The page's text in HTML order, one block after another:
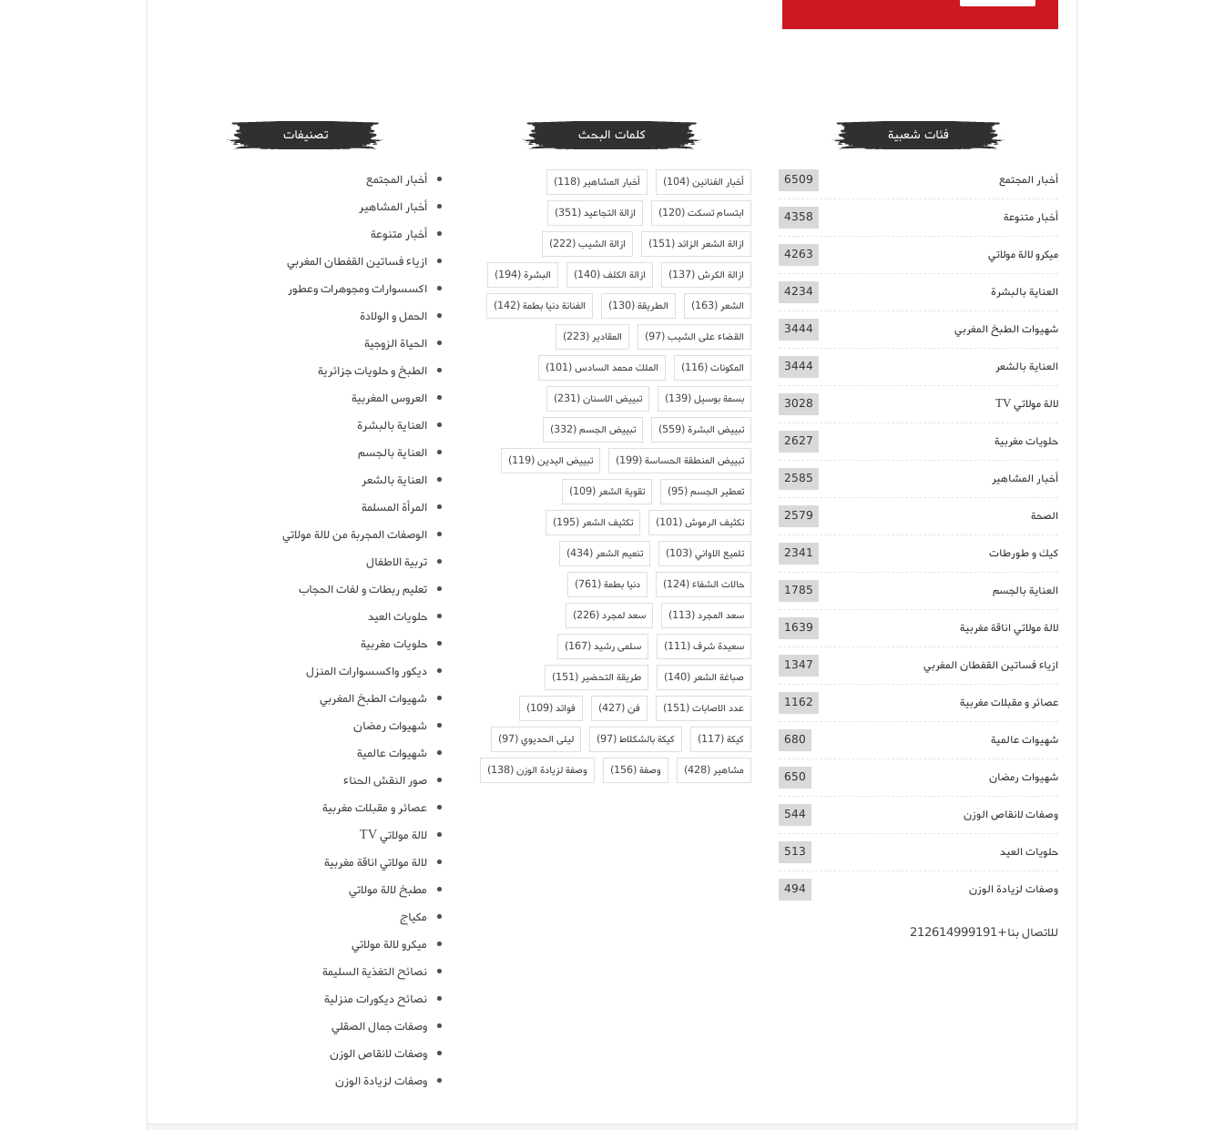
فئات شعبية
أخبار المجتمع 6509
أخبار متنوعة 4358
ميكرو لالة مولاتي 4263
العناية بالبشرة 4234
شهيوات الطبخ المغربي 3444
العناية بالشعر 3444
لالة مولاتي TV 3028
حلويات مغربية 2627
أخبار المشاهير 2585
الصحة 2579
كيك و طورطات 2341
العناية بالجسم 1785
لالة مولاتي اناقة مغربية 1639
ازياء فساتين القفطان المغربي 1347
عصائر و مقبلات مغربية 1162
شهيوات عالمية 680
شهيوات رمضان 650
وصفات لانقاص الوزن 544
حلويات العيد 513
وصفات لزيادة الوزن 494
للاتصال بنا+212614999191
كلمات البحث
أخبار الفنانين(104) أخبار المشاهير(118)
ابتسام تسكت(120) ازالة التجاعيد(351)
ازالة الشعر الزائد(151) ازالة الشيب(222)
ازالة الكرش(137) ازالة الكلف(140) البشرة(194)
الشعر(163) الطريقة(130) الفنانة دنيا بطمة(142)
القضاء على الشيب(97) المقادير(223)
المكونات(116) الملك محمد السادس(101)
بسمة بوسيل(139) تبييض الاسنان(231)
تبييض البشرة(559) تبييض الجسم(332)
تبييض المنطقة الحساسة(199) تبييض اليدين(119)
تعطير الجسم(95) تقوية الشعر(109)
تكثيف الرموش(101) تكثيف الشعر(195)
تلميع الاواني(103) تنعيم الشعر(434)
حالات الشفاء(124) دنيا بطمة(761)
سعد المجرد(113) سعد لمجرد(226)
سعيدة شرف(111) سلمى رشيد(167)
صباغة الشعر(140) طريقة التحضير(151)
عدد الاصابات(151) فن(427) فوائد(109)
كيكة(117) كيكة بالشكلاط(97) ليلى الحديوي(97)
مشاهير(428) وصفة(156) وصفة لزيادة الوزن(138)
تصنيفات
أخبار المجتمع
أخبار المشاهير
أخبار متنوعة
ازياء فساتين القفطان المغربي
اكسسوارات ومجوهرات وعطور
الحمل و الولادة
الحياة الزوجية
الطبخ و حلويات جزائرية
العروس المغربية
العناية بالبشرة
العناية بالجسم
العناية بالشعر
المرأة المسلمة
الوصفات المجربة من لالة مولاتي
تربية الاطفال
تعليم ربطات و لفات الحجاب
حلويات العيد
حلويات مغربية
ديكور واكسسوارات المنزل
شهيوات الطبخ المغربي
شهيوات رمضان
شهيوات عالمية
صور النقش الحناء
عصائر و مقبلات مغربية
لالة مولاتي TV
لالة مولاتي اناقة مغربية
مطبخ لالة مولاتي
مكياج
ميكرو لالة مولاتي
نصائح التغذية السليمة
نصائح ديكورات منزلية
وصفات جمال الصقلي
وصفات لانقاص الوزن
وصفات لزيادة الوزن